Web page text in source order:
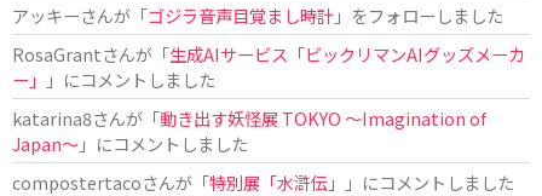
アッキーさんが「ゴジラ音声目覚まし時計」をフォローしました
RosaGrantさんが「生成AIサービス「ビックリマンAIグッズメーカ
ー」
」にコメントしました
katarina8さんが「動き出す妖怪展 TOKYO 〜Imagination of
Japan〜」にコメントしました
compostertacoさんが「特別展「水滸伝」
」にコメントしました